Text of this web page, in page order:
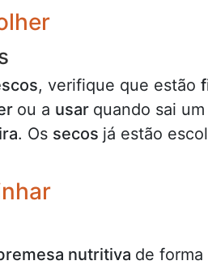
, verifique que estão
ou a usar quando sai um
. Os secos já estão
nutritiva de forma